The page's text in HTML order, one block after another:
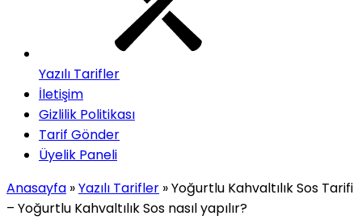
Yazılı Tarifler
İletişim
Gizlilik Politikası
Tarif Gönder
Üyelik Paneli
Anasayfa »Yazılı Tarifler »Yoğurtlu Kahvaltılık Sos Tarifi
– Yoğurtlu Kahvaltılık Sos nasıl yapılır?